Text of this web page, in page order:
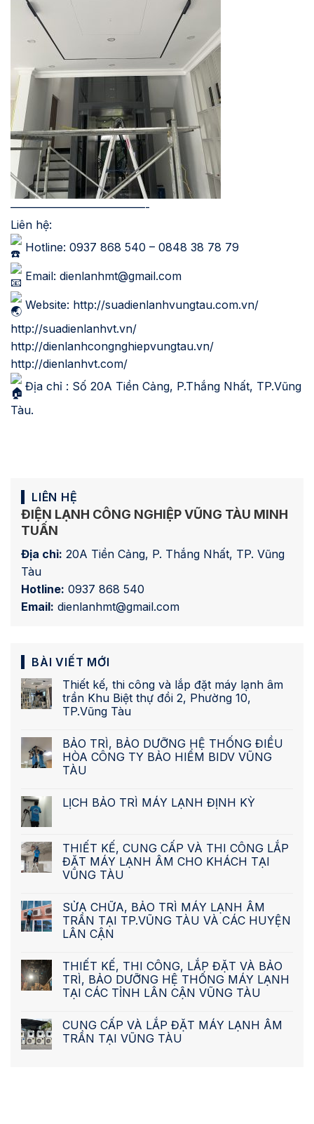
LIÊN HỆ
ĐIỆN LẠNH CÔNG NGHIỆP VŨNG TÀU MINH
TUẤN
Địa chỉ: 20A Tiền Cảng, P. Thắng Nhất, TP. Vũng
Tàu
Hotline: 0937 868 540
Email: dienlanhmt@gmail.com
BÀI VIẾT MỚI
Thiết kế, thi công và lắp đặt máy lạnh âm
trần Khu Biệt thự đồi 2, Phường 10,
TP.Vũng Tàu
BẢO TRÌ, BẢO DƯỠNG HỆ THỐNG ĐIỀU
HÒA CÔNG TY BẢO HIỂM BIDV VŨNG
TÀU
LỊCH BẢO TRÌ MÁY LẠNH ĐỊNH KỲ
THIẾT KẾ, CUNG CẤP VÀ THI CÔNG LẮP
ĐẶT MÁY LẠNH ÂM CHO KHÁCH TẠI
VŨNG TÀU
SỬA CHỮA, BẢO TRÌ MÁY LẠNH ÂM
TRẦN TẠI TP.VŨNG TÀU VÀ CÁC HUYỆN
LÂN CẬN
THIẾT KẾ, THI CÔNG, LẮP ĐẶT VÀ BẢO
TRÌ, BẢO DƯỠNG HỆ THỐNG MÁY LẠNH
TẠI CÁC TỈNH LÂN CẬN VŨNG TÀU
CUNG CẤP VÀ LẮP ĐẶT MÁY LẠNH ÂM
TRẦN TẠI VŨNG TÀU
————————————-
Liên hệ:
Hotline: 0937 868 540 – 0848 38 78 79
Email: dienlanhmt@gmail.com
Website: http://suadienlanhvungtau.com.vn/
http://suadienlanhvt.vn/
http://dienlanhcongnghiepvungtau.vn/
http://dienlanhvt.com/
Địa chỉ : Số 20A Tiền Cảng, P.Thắng Nhất, TP.Vũng
Tàu.